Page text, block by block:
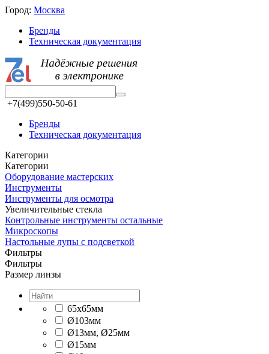
Город: Москва
Бренды
Техническая документация
+7(499)550-50-61
Бренды
Техническая документация
Категории
Категории
Оборудование мастерских
Инструменты
Инструменты для осмотра
Увеличительные стекла
Контрольные инструменты остальные
Микроскопы
Настольные лупы с подсветкой
Фильтры
Фильтры
Размер линзы
65x65мм
Ø103мм
Ø13мм, Ø25мм
Ø15мм